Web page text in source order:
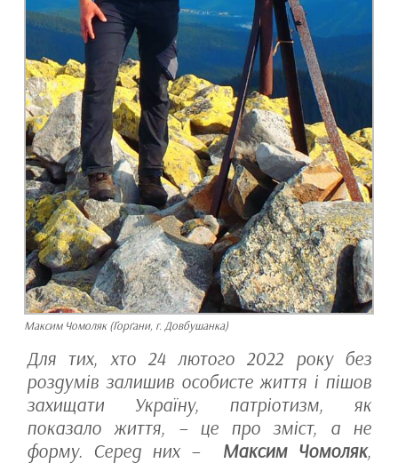
Максим Чомоляк (Ґорґани, г. Довбушанка)
Для тих, хто 24 лютого 2022 року без
роздумів залишив особисте життя і пішов
захищати Україну, патріотизм, як
показало життя, – це про зміст, а не
форму. Серед них – Максим Чомоляк,